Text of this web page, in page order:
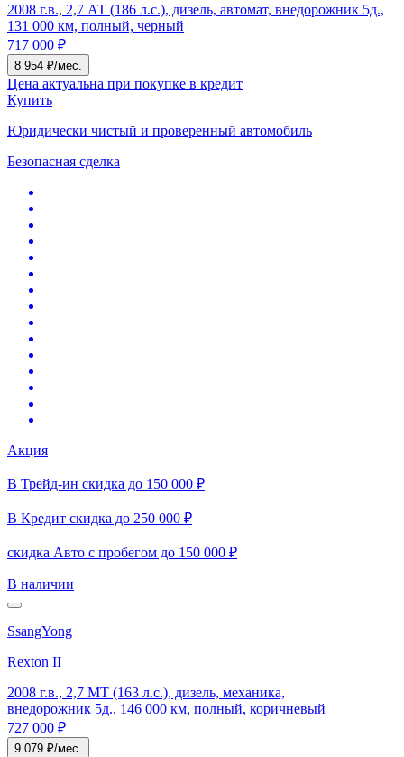
2008 г.в., 2,7 АТ (186 л.с.), дизель, автомат, внедорожник 5д.,
131 000 км, полный, черный
717 000 ₽
8 954 ₽/мес.
Цена актуальна при покупке в кредит
Купить
Юридически чистый и проверенный автомобиль
Безопасная сделка
Акция
В Трейд-ин скидка до 150 000 ₽
В Кредит скидка до 250 000 ₽
скидка Авто с пробегом до 150 000 ₽
В наличии
SsangYong
Rexton II
2008 г.в., 2,7 MT (163 л.с.), дизель, механика,
внедорожник 5д., 146 000 км, полный, коричневый
727 000 ₽
9 079 ₽/мес.